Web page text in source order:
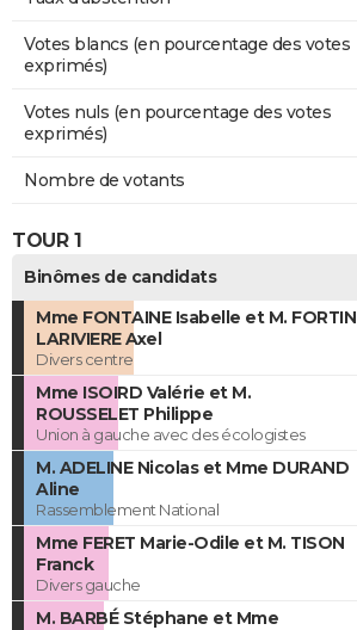
Votes blancs (en pourcentage des votes
exprimés)
Votes nuls (en pourcentage des votes
exprimés)
Nombre de votants
TOUR 1
Binômes de candidats
Mme FONTAINE Isabelle et M. FORTIN
LARIVIERE Axel
Divers centre
Mme ISOIRD Valérie et M.
ROUSSELET Philippe
Union à gauche avec des écologistes
M. ADELINE Nicolas et Mme DURAND
Aline
Rassemblement National
Mme FERET Marie-Odile et M. TISON
Franck
Divers gauche
M. BARBÉ Stéphane et Mme